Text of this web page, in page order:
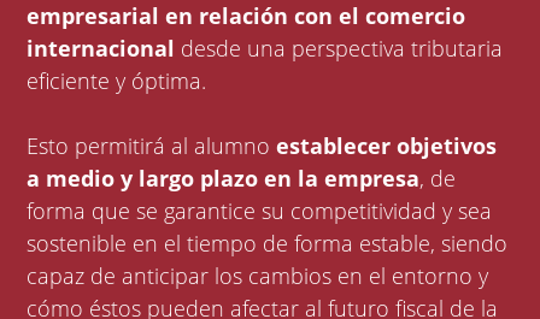
empresarial en relación con el comercio
internacional desde una perspectiva tributaria
eficiente y óptima.
Esto permitirá al alumnoestablecer objetivos
a medio y largo plazo en la empresa, de
forma que se garantice su competitividad y sea
sostenible en el tiempo de forma estable, siendo
capaz de anticipar los cambios en el entorno y
cómo éstos pueden afectar al futuro fiscal de la